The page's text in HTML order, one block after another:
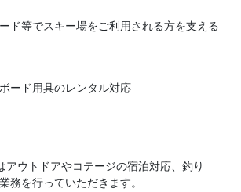
ド等でスキー場をご利用される方を支える
ード用具のレンタル対応
アウトドアやコテージの宿泊対応、釣り
務を行っていただきます。